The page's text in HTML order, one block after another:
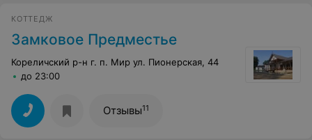
КОТТЕДЖ
Замковое Предместье
Кореличский р-н г. п. Мир ул. Пионерская, 44
до 23:00
Отзывы11